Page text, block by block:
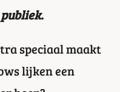
speciaal maakt
lijken een